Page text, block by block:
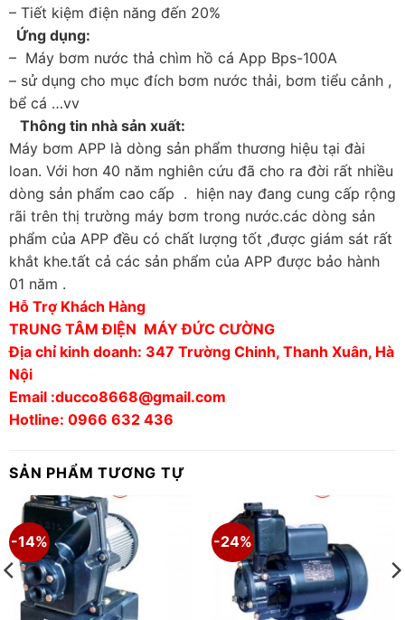
– Tiết kiệm điện năng đến 20%
Ứng dụng:
– Máy bơm nước thả chìm hồ cá App Bps-100A
– sử dụng cho mục đích bơm nước thải, bơm tiểu cảnh ,
bể cá …vv
Thông tin nhà sản xuất:
Máy bơm APP là dòng sản phẩm thương hiệu tại đài
loan. Với hơn 40 năm nghiên cứu đã cho ra đời rất nhiều
dòng sản phẩm cao cấp . hiện nay đang cung cấp rộng
rãi trên thị trường máy bơm trong nước.các dòng sản
phẩm của APP đều có chất lượng tốt ,được giám sát rất
khắt khe.tất cả các sản phẩm của APP được bảo hành
01 năm .
Hỗ Trợ Khách Hàng
TRUNG TÂM ĐIỆN MÁY ĐỨC CƯỜNG
Địa chỉ kinh doanh: 347 Trường Chinh, Thanh Xuân, Hà
Nội
Email :ducco8668@gmail.com
Hotline: 0966 632 436
SẢN PHẨM TƯƠNG TỰ
-14% -24%